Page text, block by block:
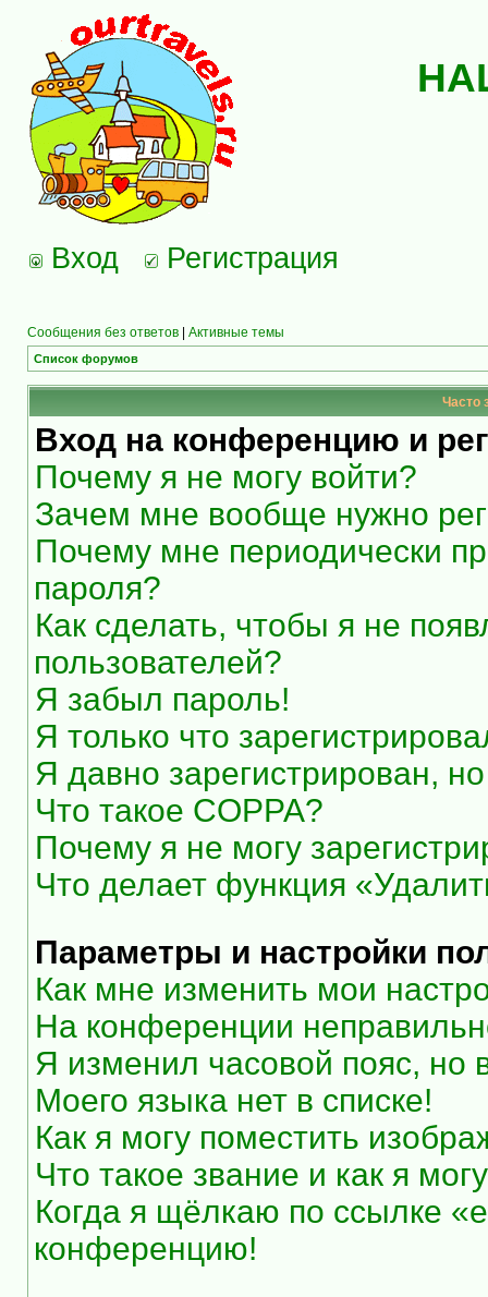
Вход Регистрация
Сообщения без ответов | Активные темы
Список форумов
Часто
Вход на конференцию и
Почему я не могу войти?
Зачем мне вообще нужно
Почему мне периодически
пароля?
Как сделать, чтобы я не
пользователей?
Я забыл пароль!
Я только что
Я давно зарегистрирован,
Что такое COPPA?
Почему я не могу
Что делает функция
Параметры и настройки
Как мне изменить мои
На конференции
Я изменил часовой пояс, но
Моего языка нет в списке!
Как я могу поместить
Что такое звание и как я
Когда я щёлкаю по ссылке
конференцию!